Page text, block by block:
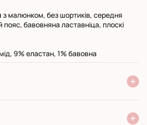
з малюнком, без шортиків, середня
бавовняна ластавніца, плоскі
9% еластан, 1% бавовна